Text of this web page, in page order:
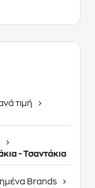
τιμή
- Τσαντάκια
Brands